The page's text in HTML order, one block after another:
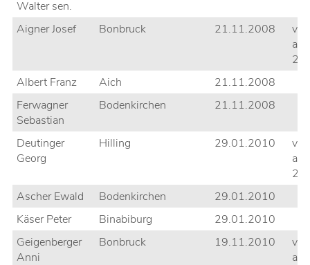
Walter sen.
Aigner Josef Bonbruck 21.11.2008
am
Albert Franz
Aich
21.11.2008
Ferwagner
Sebastian
Bodenkirchen 21.11.2008
Deutinger
Georg
Hilling 29.01.2010
am
Ascher Ewald
Bodenkirchen
29.01.2010
Käser Peter
Binabiburg
29.01.2010
Geigenberger
Anni
Bonbruck 19.11.2010
am